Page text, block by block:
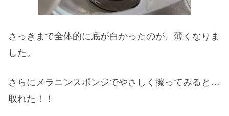
さっきまで全体的に底が白かったのが、薄くなりま
した。
さらにメラニンスポンジでやさしく擦ってみると…
取れた！！